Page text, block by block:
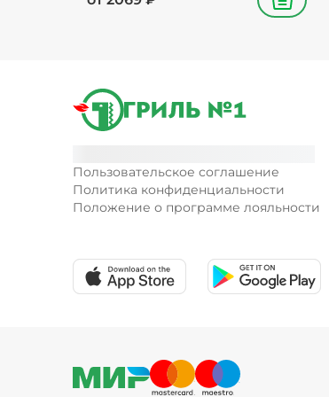
В корзину
Пользовательское соглашение
Политика конфиденциальности
Положение о программе лояльности